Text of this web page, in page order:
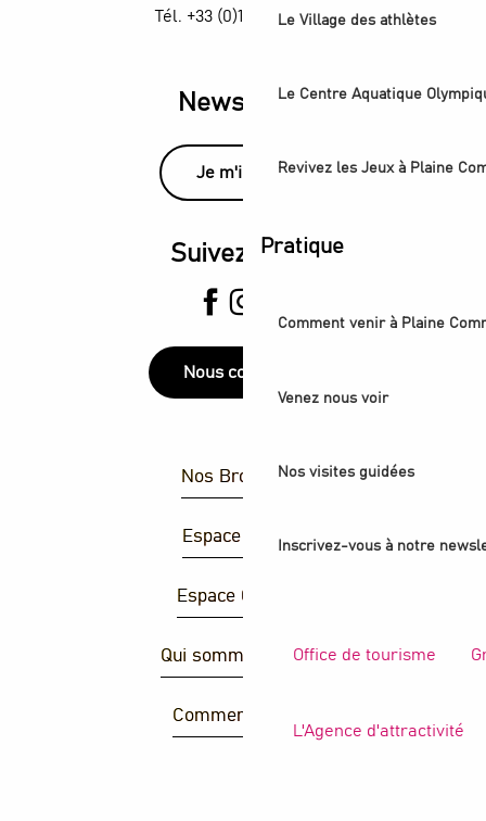
Le Village des athlètes
Le Centre Aquatique
Revivez les Jeux à Plaine
Pratique
Comment venir à Plaine
Venez nous voir
Nos visites guidées
Inscrivez-vous à notre
Office de tourisme
L'Agence d'attractivité
Tél. +33 (0)1 55 870 870
Newsletter
Je m'inscris
Suivez-nous
Nous contacter
Nos Brochures
Espace Presse
Espace Groupes
Qui sommes-nous ?
Comment venir ?